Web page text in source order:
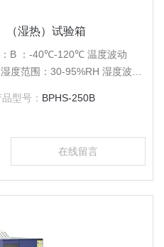
（湿热）试验箱
：B ：-40℃-120℃ 温度波动
范围：30-95%RH 湿度波动
电源电压：AC380V 50Hz
品型号： BPHS-250B
在线留言